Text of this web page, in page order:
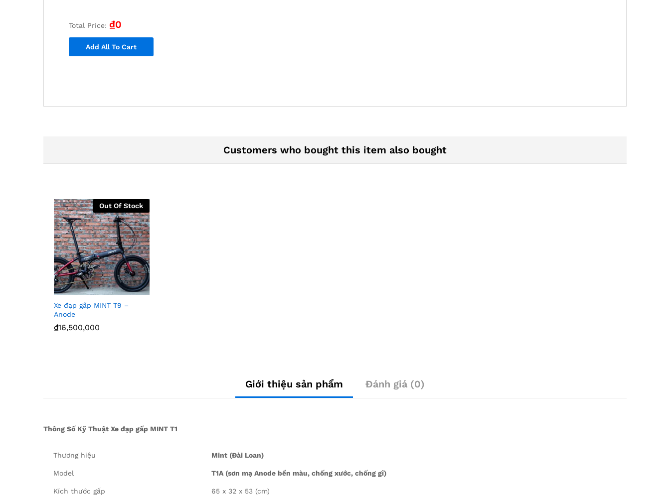
Total Price: ₫0
Add All To Cart
Customers who bought this item also bought
Out Of Stock
Xe đạp gấp MINT T9 –
Anode
₫16,500,000
₫16,500,000
Giới thiệu sản phẩm Đánh giá (0)
Thông Số Kỹ Thuật Xe đạp gấp MINT T1
Thương hiệu Mint (Đài Loan)
Model T1A (sơn mạ Anode bền màu, chống xước, chống gỉ)
Kích thước gấp 65 x 32 x 53 (cm)